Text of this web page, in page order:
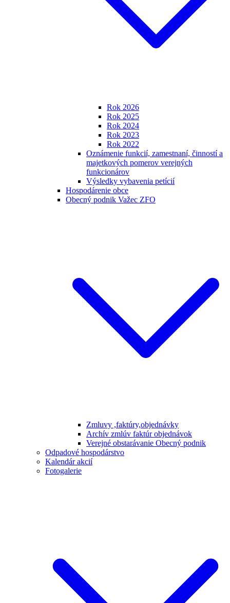
Rok 2026
Rok 2025
Rok 2024
Rok 2023
Rok 2022
Oznámenie funkcií, zamestnaní, činností a
majetkových pomerov verejných
funkcionárov
Výsledky vybavenia petícií
Hospodárenie obce
Obecný podnik Važec ZFO
Zmluvy ,faktúry,objednávky
Archív zmlúv faktúr objednávok
Verejné obstarávanie Obecný podnik
Odpadové hospodárstvo
Kalendár akcií
Fotogalerie